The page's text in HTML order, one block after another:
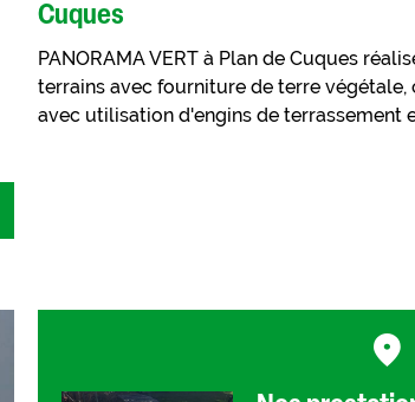
Cuques
PANORAMA VERT à Plan de Cuques
terrains avec fourniture de terre
avec utilisation d'engins de terrassement